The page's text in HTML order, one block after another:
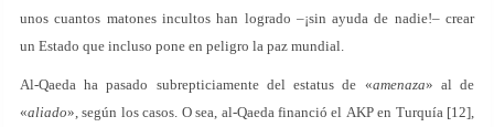
unos cuantos matones incultos han logrado –¡sin ayuda de nadie!– crear
un Estado que incluso pone en peligro la paz mundial.
Al-Qaeda ha pasado subrepticiamente del estatus de «amenaza» al de
«aliado», según los casos. O sea, al-Qaeda financió el AKP en Turquía [12],